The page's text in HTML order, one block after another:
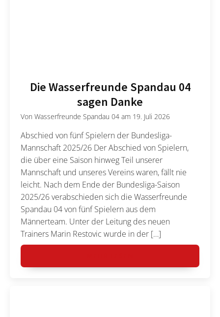
Die Wasserfreunde Spandau 04
sagen Danke
VonWasserfreunde Spandau 04 am 19. Juli 2026
Abschied von fünf Spielern der Bundesliga-
Mannschaft 2025/26 Der Abschied von Spielern,
die über eine Saison hinweg Teil unserer
Mannschaft und unseres Vereins waren, fällt nie
leicht. Nach dem Ende der Bundesliga-Saison
2025/26 verabschieden sich die Wasserfreunde
Spandau 04 von fünf Spielern aus dem
Männerteam. Unter der Leitung des neuen
Trainers Marin Restovic wurde in der […]